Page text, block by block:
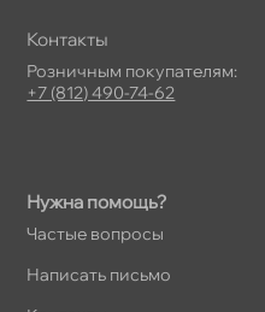
Нужна помощь?
Частые вопросы
Написать письмо
Контакты
Розничным покупателям:
+7 (812) 490-74-62